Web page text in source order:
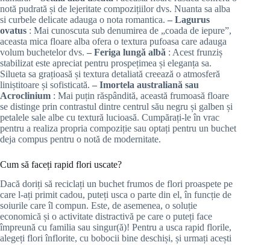
notă pudrată și de lejeritate compozițiilor dvs. Nuanta sa alba
si curbele delicate adauga o nota romantica. – Lagurus
ovatus : Mai cunoscuta sub denumirea de „coada de iepure”,
aceasta mica floare alba ofera o textura pufoasa care adauga
volum buchetelor dvs. – Feriga lungă albă : Acest frunziș
stabilizat este apreciat pentru prospețimea și eleganța sa.
Silueta sa grațioasă și textura detaliată creează o atmosferă
liniștitoare și sofisticată. – Imortela australiană sau
Acroclinium : Mai puțin răspândită, această frumoasă floare
se distinge prin contrastul dintre centrul său negru și galben și
petalele sale albe cu textură lucioasă. Cumpărați-le în vrac
pentru a realiza propria compoziție sau optați pentru un buchet
deja compus pentru o notă de modernitate.
Cum să faceți rapid flori uscate?
Dacă doriți să reciclați un buchet frumos de flori proaspete pe
care l-ați primit cadou, puteți usca o parte din el, în funcție de
soiurile care îl compun. Este, de asemenea, o soluție
economică și o activitate distractivă pe care o puteți face
împreună cu familia sau singur(ă)! Pentru a usca rapid florile,
alegeți flori înflorite, cu bobocii bine deschiși, și urmați acești